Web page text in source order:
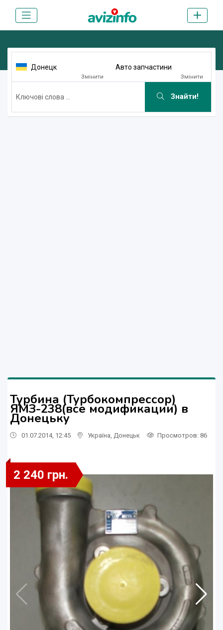
Донецк
Змінити
Авто запчастини
Змінити
Знайти!
Турбина (Турбокомпрессор)
ЯМЗ-238(все модификации) в
Донецьку
01.07.2014, 12:45 Україна Донецьк Просмотров: 86
2 240 грн.